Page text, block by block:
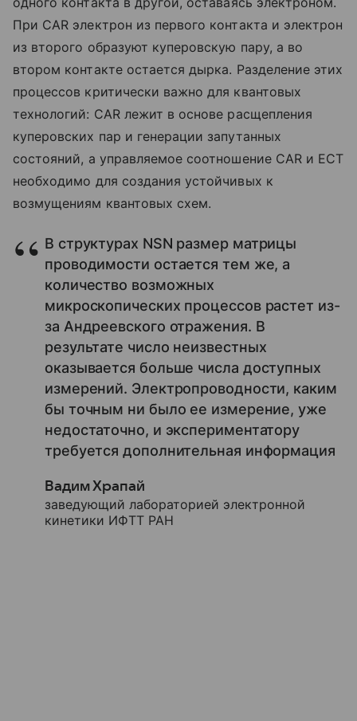
При CAR электрон из первого контакта и электрон
из второго образуют куперовскую пару, а во
втором контакте остается дырка. Разделение этих
процессов критически важно для квантовых
технологий: CAR лежит в основе расщепления
куперовских пар и генерации запутанных
состояний, а управляемое соотношение CAR и ECT
необходимо для создания устойчивых к
возмущениям квантовых схем.
В структурах NSN размер матрицы
проводимости остается тем же, а
количество возможных
микроскопических процессов растет из-
за Андреевского отражения. В
результате число неизвестных
оказывается больше числа доступных
измерений. Электропроводности, каким
бы точным ни было ее измерение, уже
недостаточно, и экспериментатору
требуется дополнительная информация
Вадим Храпай
заведующий лабораторией электронной
кинетики ИФТТ РАН